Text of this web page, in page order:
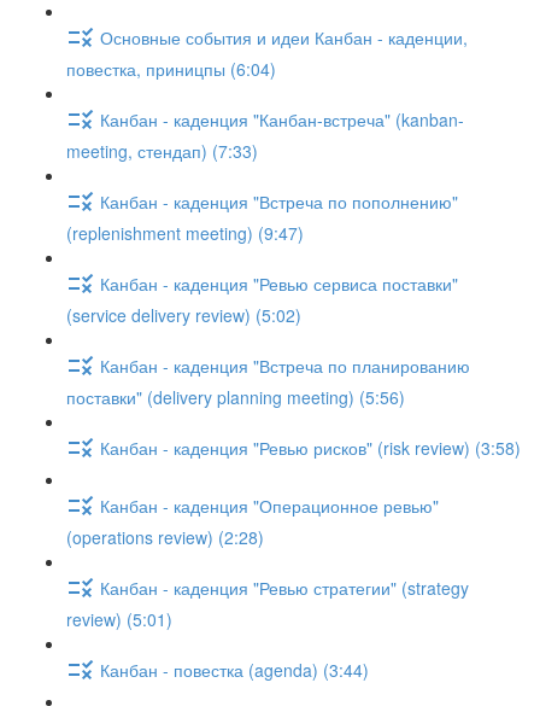
Основные события и идеи Канбан - каденции,
повестка, приницпы (6:04)
Канбан - каденция "Канбан-встреча" (kanban-
meeting, стендап) (7:33)
Канбан - каденция "Встреча по пополнению"
(replenishment meeting) (9:47)
Канбан - каденция "Ревью сервиса поставки"
(service delivery review) (5:02)
Канбан - каденция "Встреча по планированию
поставки" (delivery planning meeting) (5:56)
Канбан - каденция "Ревью рисков" (risk review) (3:58)
Канбан - каденция "Операционное ревью"
(operations review) (2:28)
Канбан - каденция "Ревью стратегии" (strategy
review) (5:01)
Канбан - повестка (agenda) (3:44)